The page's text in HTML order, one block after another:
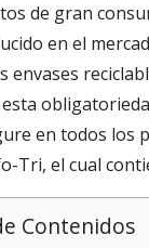
de gran
en el
envases
en todos los
Tri, el cual
Contenidos